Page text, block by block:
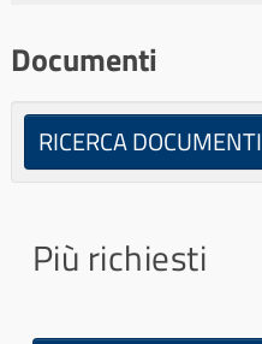
l
a
Documenti
RICERCA DOCUMENTI
Più richiesti